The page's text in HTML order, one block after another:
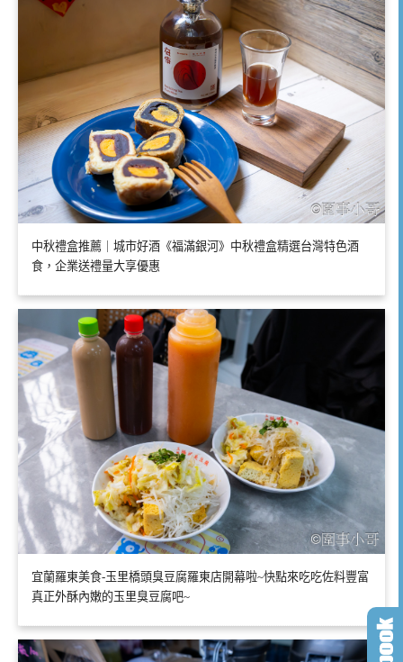
中秋禮盒推薦｜城市好酒《福滿銀河》中秋禮盒精選台灣特色酒
食，企業送禮量大享優惠
宜蘭羅東美食-玉里橋頭臭豆腐羅東店開幕啦~快點來吃吃佐料豐富
真正外酥內嫩的玉里臭豆腐吧~